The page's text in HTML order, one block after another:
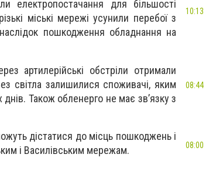
електропостачання для більшості
міські мережі усунили перебої з
пошкодження обладнання на
артилерійські обстріли отримали
світла залишилися споживачі, яким
Також обленерго не має зв’язку з
дістатися до місць пошкоджень і
і Василівським мережам.
10:13
08:44
08:00